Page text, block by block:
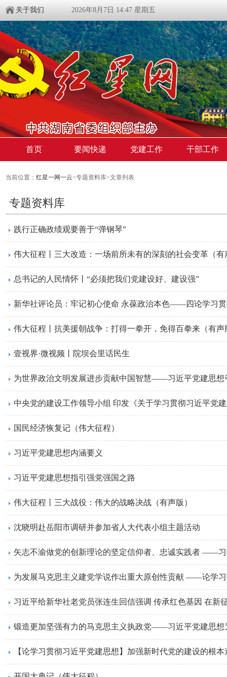
关于我们 2026年8月7日 14:47 星期五
首页 要闻快递 党建工作 干部工作
当前位置： 红星一网一云>专题资料库>文章列表
专题资料库
践行正确政绩观要善于“弹钢琴”
伟大征程丨三大改造：一场前所未有的深刻的社会变革（有
总书记的人民情怀丨“必须把我们党建设好、建设强”
新华社评论员：牢记初心使命 永葆政治本色——四论学习
伟大征程丨抗美援朝战争：打得一拳开，免得百拳来（有声
壹视界·微视频丨院坝会里话民生
为世界政治文明发展进步贡献中国智慧——习近平党建思想
中央党的建设工作领导小组 印发《关于学习贯彻习近平党
国民经济恢复记（伟大征程）
习近平党建思想内涵要义
习近平党建思想指引强党强国之路
伟大征程丨三大战役：伟大的战略决战（有声版）
沈晓明赴岳阳市调研并参加省人大代表小组主题活动
为发展马克思主义建党学说作出重大原创性贡献 ——论学
习近平给新华社老党员张连生回信强调 传承红色基因 在新
【论学习贯彻习近平党建思想】加强新时代党的建设的根本